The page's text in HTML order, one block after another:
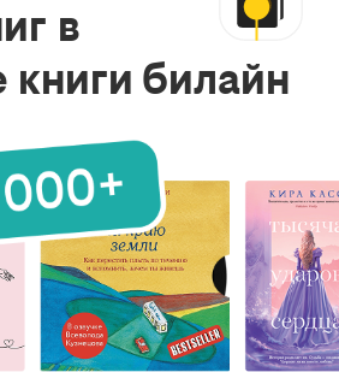
в
книги билайн